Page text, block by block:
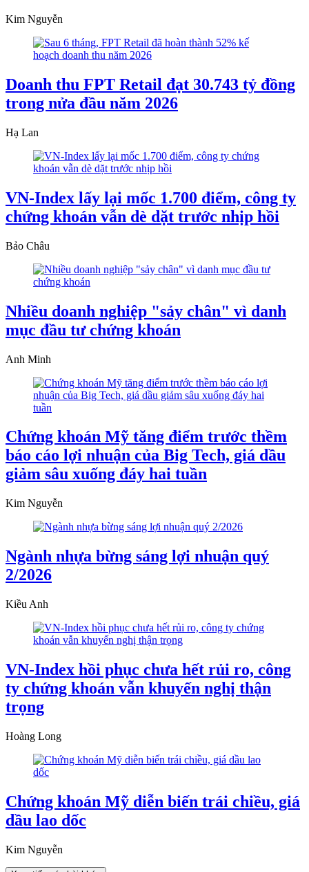
Kim Nguyễn
Doanh thu FPT Retail đạt 30.743 tỷ đồng
trong nửa đầu năm 2026
Hạ Lan
VN-Index lấy lại mốc 1.700 điểm, công ty
chứng khoán vẫn dè dặt trước nhịp hồi
Bảo Châu
Nhiều doanh nghiệp "sảy chân" vì danh
mục đầu tư chứng khoán
Anh Minh
Chứng khoán Mỹ tăng điểm trước thềm
báo cáo lợi nhuận của Big Tech, giá dầu
giảm sâu xuống đáy hai tuần
Kim Nguyễn
Ngành nhựa bừng sáng lợi nhuận quý
2/2026
Kiều Anh
VN-Index hồi phục chưa hết rủi ro, công
ty chứng khoán vẫn khuyến nghị thận
trọng
Hoàng Long
Chứng khoán Mỹ diễn biến trái chiều, giá
dầu lao dốc
Kim Nguyễn